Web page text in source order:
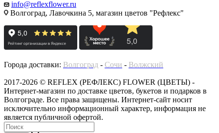
info@reflexflower.ru
Волгоград, Лавочкина 5, магазин цветов "Рефлекс"
Города доставки: Волгоград - Сочи - Волжский
2017-2026 © REFLEX (РЕФЛЕКС) FLOWER (ЦВЕТЫ) -
Интернет-магазин по доставке цветов, букетов и подарков в
Волгограде. Все права защищены. Интернет-сайт носит
исключительно информационный характер, информация не
является публичной офертой.